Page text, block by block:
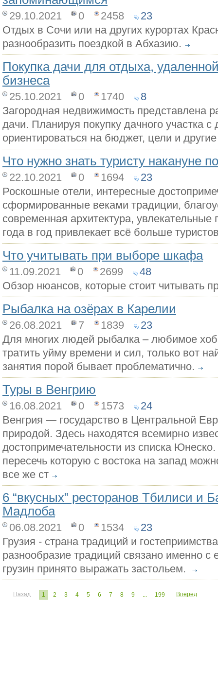
29.10.2021 0 2458
23
Отдых в Сочи или на других курортах
разнообразить поездкой в Абхазию.
Покупка дачи для отдыха,
бизнеса
25.10.2021 0 1740
8
Загородная недвижимость представлена
дачи. Планируя покупку дачного участка
ориентироваться на бюджет, цели и
Что нужно знать туристу накануне
22.10.2021 0 1694
23
Роскошные отели, интересные
сформированные веками традиции,
современная архитектура, увлекательные
года в год привлекает всё больше
Что учитывать при выборе шкафа
11.09.2021 0 2699
48
Обзор нюансов, которые стоит читывать
Рыбалка на озёрах в Карелии
26.08.2021 7 1839
23
Для многих людей рыбалка – любимое
тратить уйму времени и сил, только вот
занятия порой бывает проблематично.
Туры в Венгрию
16.08.2021 0 1573
24
Венгрия — государство в Центральной
природой. Здесь находятся всемирно
достопримечательности из списка
пересечь которую с востока на запад
все же ст
6 “вкусных” ресторанов Тбилиси и
Мадлоба
06.08.2021 0 1534
23
Грузия - страна традиций и
разнообразие традиций связано именно с
грузин принято выражать застольем.
Назад 1 2 3 4 5 6 7 8 9 ... 199 Вперед